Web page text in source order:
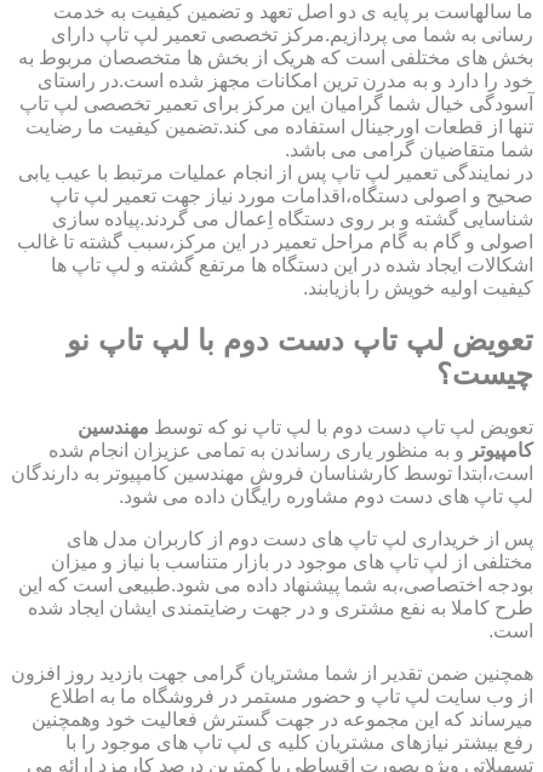
ما سالهاست بر پایه ی دو اصل تعهد و تضمین کیفیت به خدمت
رسانی به شما می پردازیم.مرکز تخصصی تعمیر لپ تاپ دارای
بخش های مختلفی است که هریک از بخش ها متخصصان مربوط به
خود را دارد و به مدرن ترین امکانات مجهز شده است.در راستای
آسودگی خیال شما گرامیان این مرکز برای تعمیر تخصصی لپ تاپ
تنها از قطعات اورجینال استفاده می کند.تضمین کیفیت ما رضایت
شما متقاضیان گرامی می باشد.
در نمایندگی تعمیر لپ تاپ پس از انجام عملیات مرتبط با عیب یابی
صحیح و اصولی دستگاه،اقدامات مورد نیاز جهت تعمیر لپ تاپ
شناسایی گشته و بر روی دستگاه اِعمال می گردند.پیاده سازی
اصولی و گام به گام مراحل تعمیر در این مرکز،سبب گشته تا غالب
اشکالات ایجاد شده در این دستگاه ها مرتفع گشته و لپ تاپ ها
کیفیت اولیه خویش را بازیابند.
تعویض لپ تاپ دست دوم با لپ تاپ نو
چیست؟
تعویض لپ تاپ دست دوم با لپ تاپ نو که توسط مهندسین
کامپیوتر و به منظور یاری رساندن به تمامی عزیزان انجام شده
است،ابتدا توسط کارشناسان فروش مهندسین کامپیوتر به دارندگان
لپ تاپ های دست دوم مشاوره رایگان داده می شود.
پس از خریداری لپ تاپ های دست دوم از کاربران مدل های
مختلفی از لپ تاپ های موجود در بازار متناسب با نیاز و میزان
بودجه اختصاصی،به شما پیشنهاد داده می شود.طبیعی است که این
طرح کاملا به نفع مشتری و در جهت رضایتمندی ایشان ایجاد شده
است.
همچنین ضمن تقدیر از شما مشتریان گرامی جهت بازدید روز افزون
از وب سایت لپ تاپ و حضور مستمر در فروشگاه ما به اطلاع
میرساند که این مجموعه در جهت گسترش فعالیت خود وهمچنین
رفع بیشتر نیازهای مشتریان کلیه ی لپ تاپ های موجود را با
تسهیلاتی ویژه بصورت اقساطی با کمترین درصد کارمزد ارائه می